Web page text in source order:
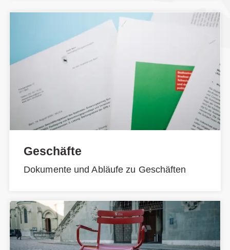
Geschäfte
Dokumente und Abläufe zu Geschäften